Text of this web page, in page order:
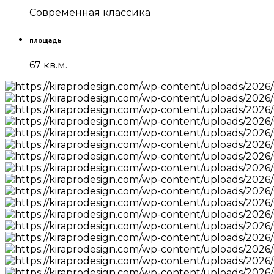
Современная классика
площадь
67 кв.м.